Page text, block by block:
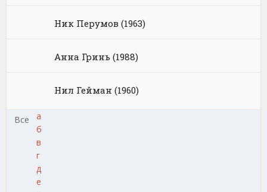
Ник Перумов (1963)
Анна Гринь (1988)
Нил Гейман (1960)
Все
а
б
в
г
д
е